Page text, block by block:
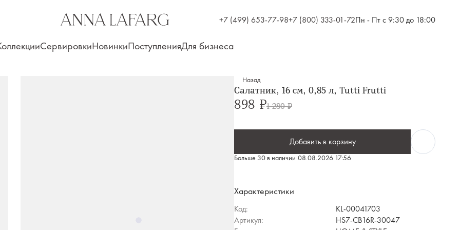
+7 (499) 653-77-98+7 (800) 333-01-72Пн - Пт с 9:30 до 18:00
СервировкиНовинкиПоступленияДля бизнеса
Назад
Салатник, 16 см, 0,85 л, Tutti Frutti
898 ₽1 280 ₽
Больше 30 в наличии 08.08.2026 17:56
Добавить в корзину
Характеристики
Код:
KL-00041703
Артикул:
HS7-CB16R-30047